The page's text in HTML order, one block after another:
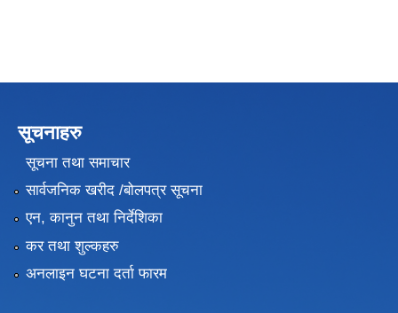
सूचनाहरु
सूचना तथा समाचार
सार्वजनिक खरीद /बोलपत्र सूचना
एन, कानुन तथा निर्देशिका
कर तथा शुल्कहरु
अनलाइन घटना दर्ता फारम